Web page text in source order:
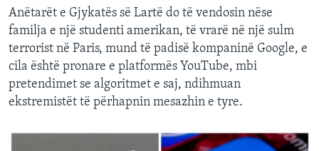
Anëtarët e Gjykatës së Lartë do të vendosin nëse
familja e një studenti amerikan, të vrarë në një sulm
terrorist në Paris, mund të padisë kompaninë Google, e
cila është pronare e platformës YouTube, mbi
pretendimet se algoritmet e saj, ndihmuan
ekstremistët të përhapnin mesazhin e tyre.